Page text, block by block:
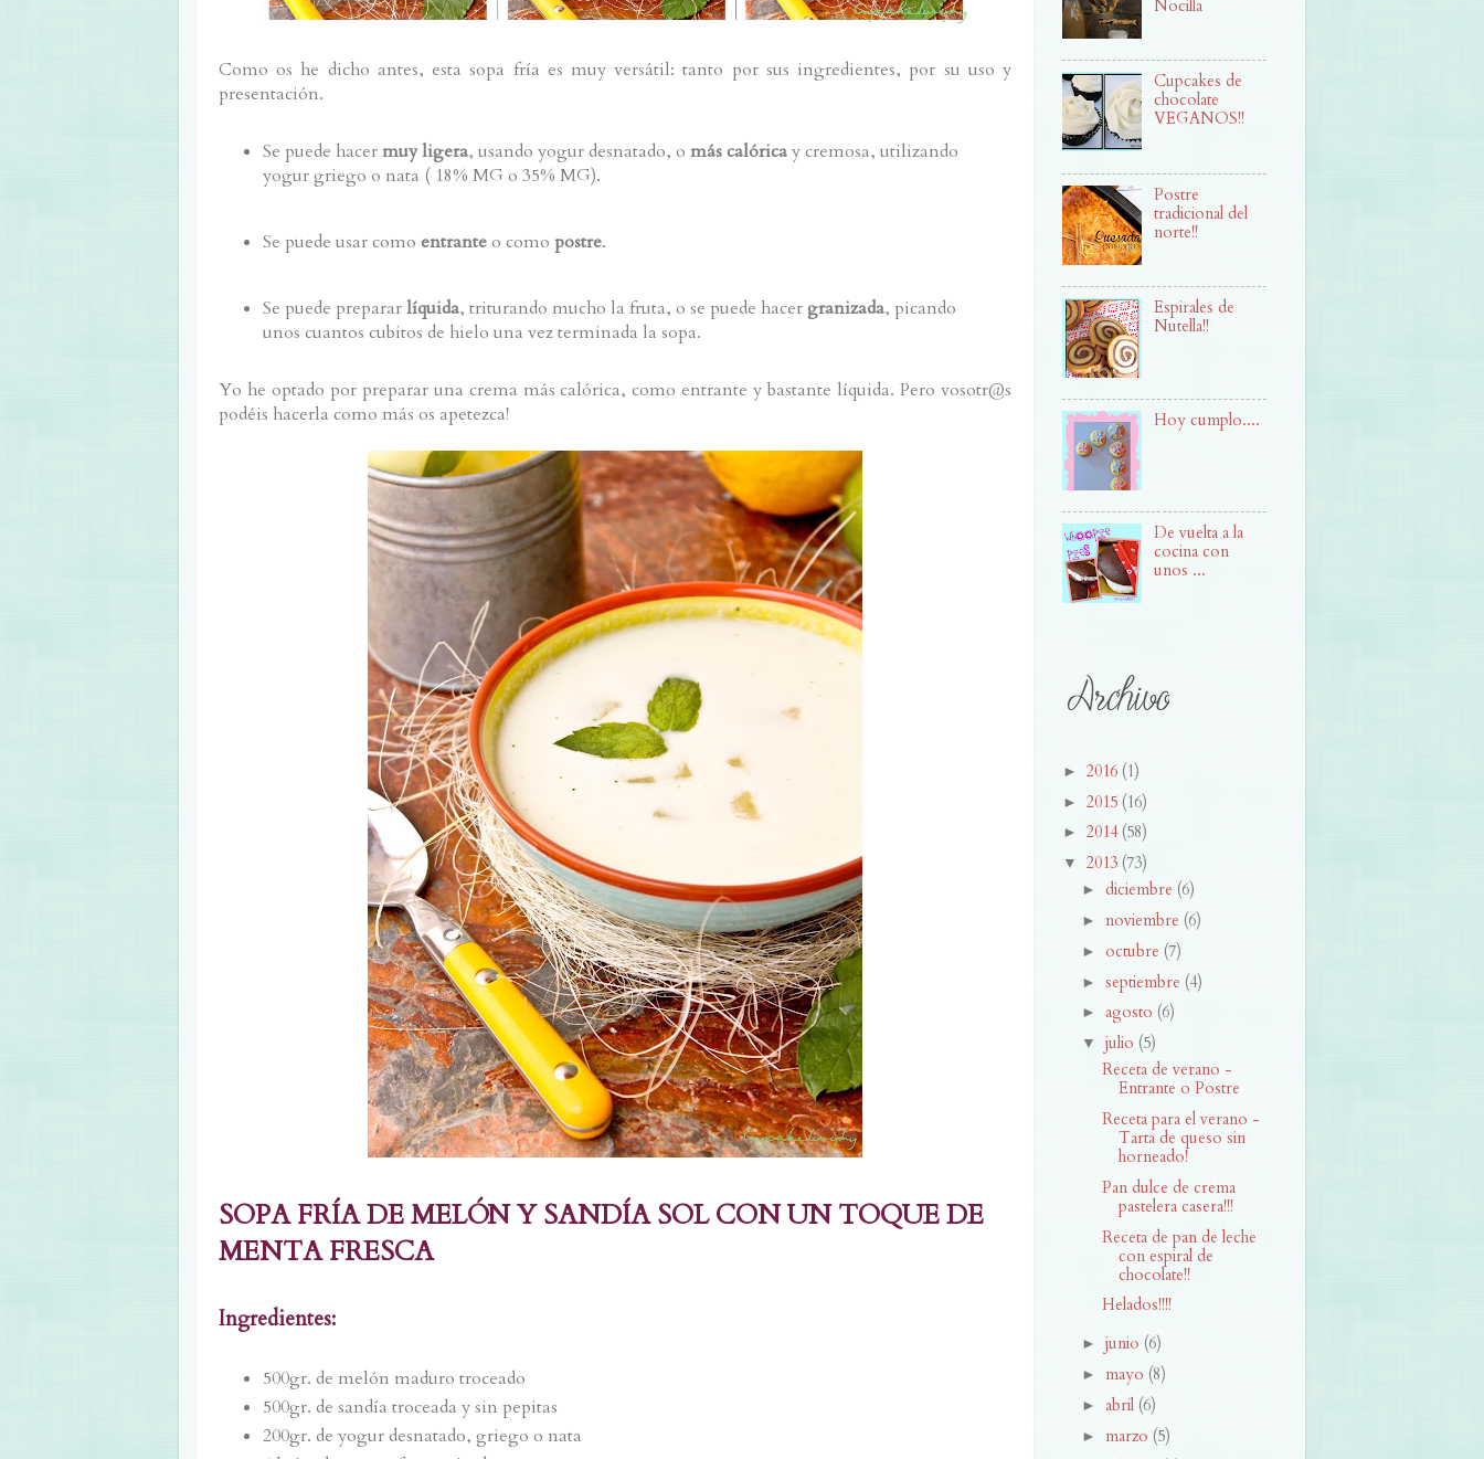
Como os he dicho antes, esta sopa fría es muy versátil: tanto por sus ingredientes, por su uso y
presentación.
Se puede hacermuy ligera, usando yogur desnatado, o más calóricay cremosa, utilizando
yogur griego o nata ( 18% MG o 35% MG).
Se puede usar como entranteo como postre.
Se puede prepararlíquida, triturando mucho la fruta, o se puede hacergranizada, picando
unos cuantos cubitos de hielo una vez terminada la sopa.
Yo he optado por preparar una crema más calórica, como entrante y bastante líquida. Pero vosotr@s
podéis hacerla como más os apetezca!
SOPA FRÍA DE MELÓN Y SANDÍA SOL CON UN TOQUE DE
MENTA FRESCA
Ingredientes:
500gr. de melón maduro troceado
500gr. de sandía troceada y sin pepitas
200gr. de yogur desnatado, griego o nata
Nocilla
Cupcakes de
chocolate
VEGANOS!!
Postre
tradicional del
norte!!
Espirales de
Nutella!!
Hoy cumplo....
De vuelta a la
cocina con
unos ...
► 2016 (1)
► 2015 (16)
► 2014 (58)
▼ 2013 (73)
►diciembre (6)
► noviembre (6)
►octubre (7)
►septiembre (4)
►agosto (6)
▼julio (5)
Receta de verano -
Entrante o Postre
Receta para el verano -
Tarta de queso sin
horneado!
Pan dulce de crema
pastelera casera!!!
Receta de pan de leche
con espiral de
chocolate!!
Helados!!!!
►junio (6)
► mayo (8)
►abril (6)
► marzo (5)